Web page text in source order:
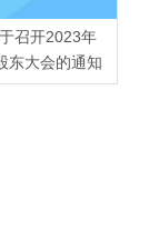
召开2023年
东大会的通知